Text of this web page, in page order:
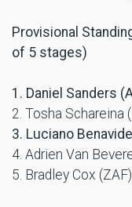
Provisional
of 5 stages)
1. Daniel Sanders
2. Tosha Schareina
3. Luciano
4. Adrien Van
5. Bradley Cox